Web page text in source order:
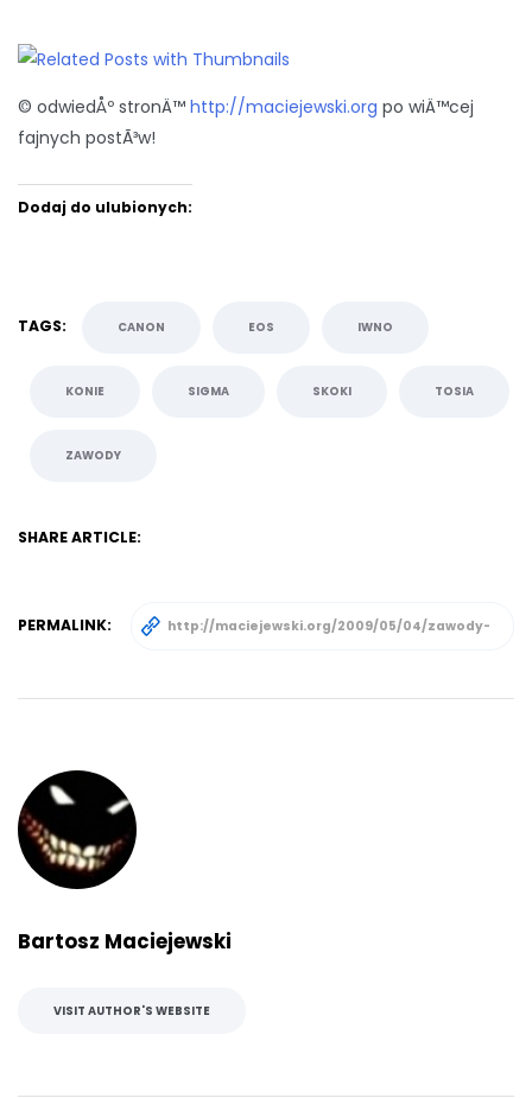
© odwiedÅº stronÄ™ http://maciejewski.org po wiÄ™cej
fajnych postÃ³w!
Dodaj do ulubionych:
TAGS: CANON EOS IWNO
KONIE SIGMA SKOKI TOSIA
ZAWODY
SHARE ARTICLE:
PERMALINK:
Bartosz Maciejewski
VISIT AUTHOR'S WEBSITE